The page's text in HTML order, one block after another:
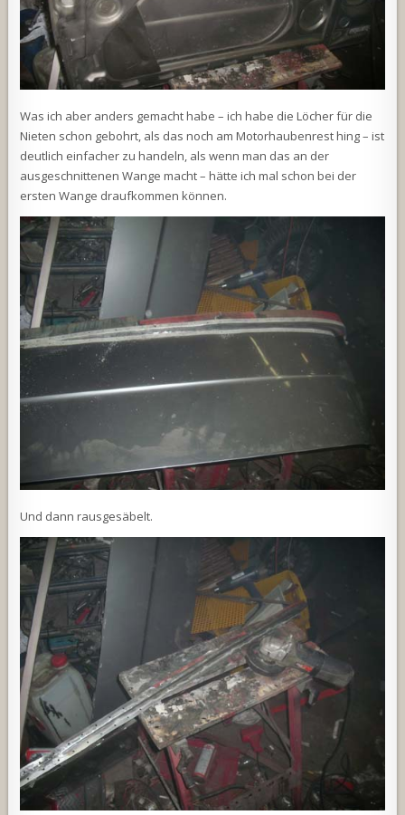
Was ich aber anders gemacht habe – ich habe die Löcher für die
Nieten schon gebohrt, als das noch am Motorhaubenrest hing – ist
deutlich einfacher zu handeln, als wenn man das an der
ausgeschnittenen Wange macht – hätte ich mal schon bei der
ersten Wange draufkommen können.
Und dann rausgesäbelt.